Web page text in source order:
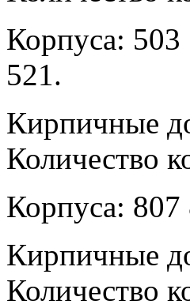
Корпуса:
521.
Кирпичные
Количество
Корпуса: 807
Кирпичные
Количество